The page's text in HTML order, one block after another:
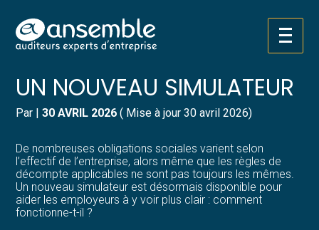
Aller
au
Créer et reprendre une activité
Gérer votre quotidien
Piloter votre entreprise
Développer votre entreprise
Construire votre patrimoine
Structurer votre croissance
Pilotez votre gestion
Suivre votre comptabilité
Gérer vos ressources humaines
Dématérialiser vos documents
OBLIGATIONS SOCIALES :
UN NOUVEAU SIMULATEUR
Par |30 AVRIL 2026 ( Mise à jour 30 avril 2026)
De nombreuses obligations sociales varient selon
l’effectif de l’entreprise, alors même que les règles de
décompte applicables ne sont pas toujours les mêmes.
Un nouveau simulateur est désormais disponible pour
aider les employeurs à y voir plus clair : comment
fonctionne-t-il ?